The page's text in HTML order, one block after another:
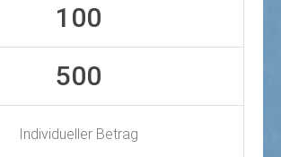
100
500
Individueller Betrag